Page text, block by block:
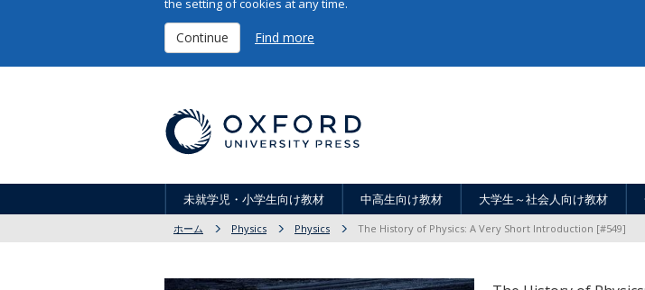
the setting of cookies at any time.
Continue Find more
未就学児・小学生向け教材 中高生向け教材 大学生～社会人向け教材
ホーム Physics Physics The History of Physics: A Very Short Introduction [#549]